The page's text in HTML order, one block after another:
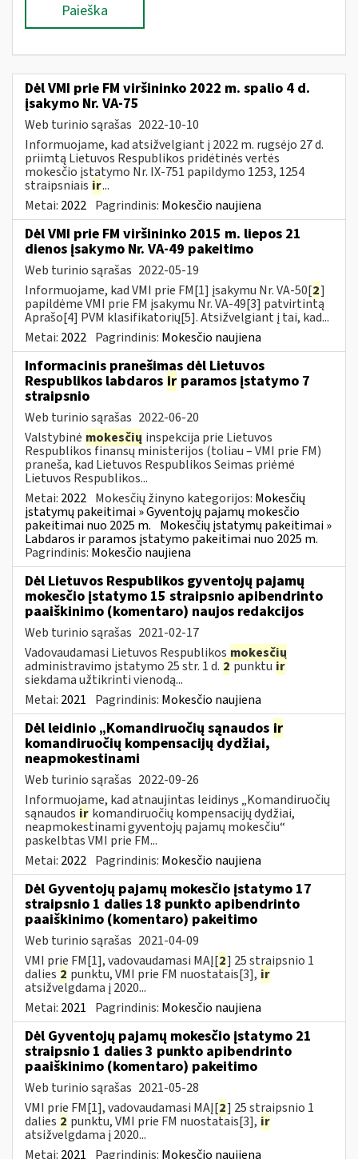
Paieška
Dėl VMI prie FM viršininko 2022 m. spalio 4 d.
įsakymo Nr. VA-75
Web turinio sąrašas 2022-10-10
Informuojame, kad atsižvelgiant į 2022 m. rugsėjo 27 d.
priimtą Lietuvos Respublikos pridėtinės vertės
mokesčio įstatymo Nr. IX-751 papildymo 1253, 1254
straipsniais ir...
Metai: 2022 Pagrindinis: Mokesčio naujiena
Dėl VMI prie FM viršininko 2015 m. liepos 21
dienos įsakymo Nr. VA-49 pakeitimo
Web turinio sąrašas 2022-05-19
Informuojame, kad VMI prie FM[1] įsakymu Nr. VA-50[2]
papildėme VMI prie FM įsakymu Nr. VA-49[3] patvirtintą
Aprašo[4] PVM klasifikatorių[5]. Atsižvelgiant į tai, kad...
Metai: 2022 Pagrindinis: Mokesčio naujiena
Informacinis pranešimas dėl Lietuvos
Respublikos labdaros ir paramos įstatymo 7
straipsnio
Web turinio sąrašas 2022-06-20
Valstybinė mokesčių inspekcija prie Lietuvos
Respublikos finansų ministerijos (toliau – VMI prie FM)
praneša, kad Lietuvos Respublikos Seimas priėmė
Lietuvos Respublikos...
Metai: 2022 Mokesčių žinyno kategorijos: Mokesčių
įstatymų pakeitimai » Gyventojų pajamų mokesčio
pakeitimai nuo 2025 m. Mokesčių įstatymų pakeitimai »
Labdaros ir paramos įstatymo pakeitimai nuo 2025 m.
Pagrindinis: Mokesčio naujiena
Dėl Lietuvos Respublikos gyventojų pajamų
mokesčio įstatymo 15 straipsnio apibendrinto
paaiškinimo (komentaro) naujos redakcijos
Web turinio sąrašas 2021-02-17
Vadovaudamasi Lietuvos Respublikos mokesčių
administravimo įstatymo 25 str. 1 d. 2punktuir
siekdama užtikrinti vienodą...
Metai: 2021 Pagrindinis: Mokesčio naujiena
Dėl leidinio „Komandiruočių sąnaudos ir
komandiruočių kompensacijų dydžiai,
neapmokestinami
Web turinio sąrašas 2022-09-26
Informuojame, kad atnaujintas leidinys „Komandiruočių
sąnaudos ir komandiruočių kompensacijų dydžiai,
neapmokestinami gyventojų pajamų mokesčiu“
paskelbtas VMI prie FM...
Metai: 2022 Pagrindinis: Mokesčio naujiena
Dėl Gyventojų pajamų mokesčio įstatymo 17
straipsnio 1 dalies 18 punkto apibendrinto
paaiškinimo (komentaro) pakeitimo
Web turinio sąrašas 2021-04-09
VMI prie FM[1], vadovaudamasi MAĮ[2] 25 straipsnio 1
dalies 2 punktu, VMI prie FM nuostatais[3], ir
atsižvelgdama į 2020...
Metai: 2021 Pagrindinis: Mokesčio naujiena
Dėl Gyventojų pajamų mokesčio įstatymo 21
straipsnio 1 dalies 3 punkto apibendrinto
paaiškinimo (komentaro) pakeitimo
Web turinio sąrašas 2021-05-28
VMI prie FM[1], vadovaudamasi MAĮ[2] 25 straipsnio 1
dalies 2 punktu, VMI prie FM nuostatais[3], ir
atsižvelgdama į 2020...
Metai: 2021 Pagrindinis: Mokesčio naujiena